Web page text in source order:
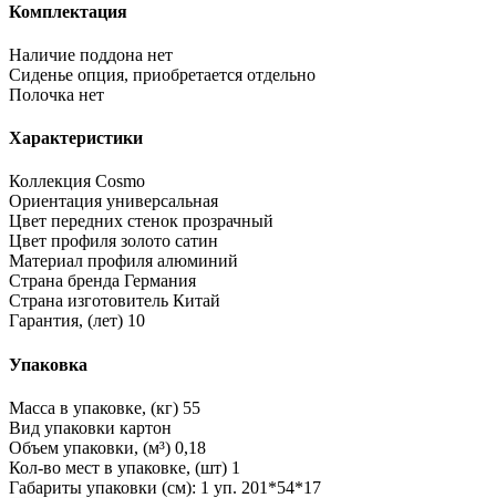
Комплектация
Наличие поддона нет
Сиденье опция, приобретается отдельно
Полочка нет
Характеристики
Коллекция Cosmo
Ориентация универсальная
Цвет передних стенок прозрачный
Цвет профиля золото сатин
Материал профиля алюминий
Страна бренда Германия
Страна изготовитель Китай
Гарантия, (лет) 10
Упаковка
Масса в упаковке, (кг) 55
Вид упаковки картон
Объем упаковки, (м³) 0,18
Кол-во мест в упаковке, (шт) 1
Габариты упаковки (см): 1 уп. 201*54*17